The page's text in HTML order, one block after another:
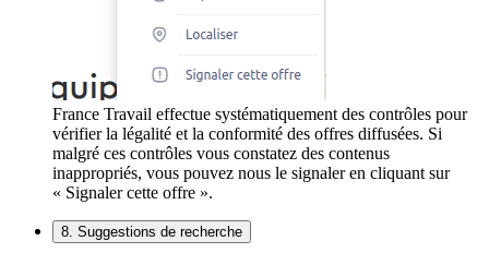
France Travail effectue systématiquement des contrôles pour
vérifier la légalité et la conformité des offres diffusées. Si
malgré ces contrôles vous constatez des contenus
inappropriés, vous pouvez nous le signaler en cliquant sur
« Signaler cette offre ».
8. Suggestions de recherche